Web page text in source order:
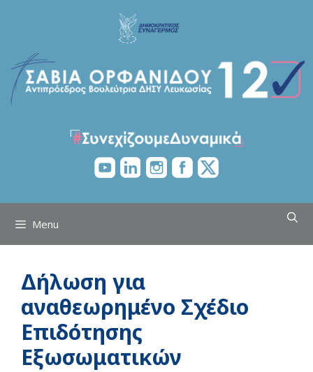
Menu
Δήλωση για
αναθεωρημένο Σχέδιο
Επιδότησης
Εξωσωματικών